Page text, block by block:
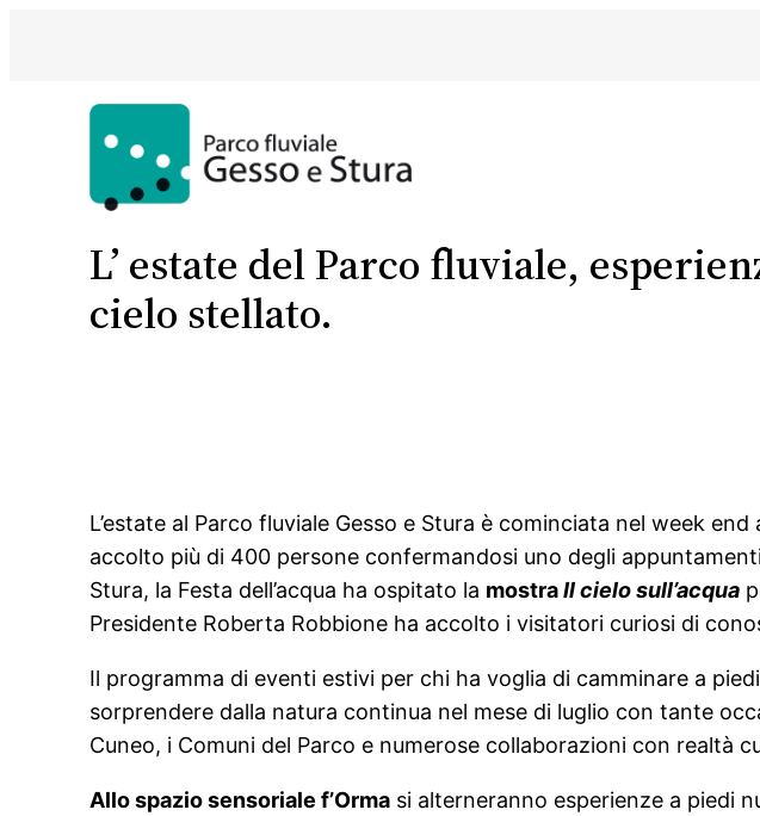
L’ estate del Parco fluviale,
cielo stellato.
L’estate al Parco fluviale Gesso e Stura è cominciata nel week
accolto più di 400 persone confermandosi uno degli
Stura, la Festa dell’acqua ha ospitato la mostraIl cielo sull’acqua
Presidente Roberta Robbione ha accolto i visitatori curiosi di
Il programma di eventi estivi per chi ha voglia di camminare a
sorprendere dalla natura continua nel mese di luglio con tante
Cuneo, i Comuni del Parco e numerose collaborazioni con realtà
Allo spazio sensoriale f’Orma si alterneranno esperienze a piedi